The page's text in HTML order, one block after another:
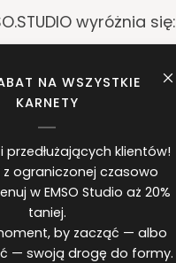
wyróżnia się:
pełną dyskrecję,
i stali
prywatny klub,
do stylu
NA WSZYSTKIE
KARNETY
przedłużających klientów!
z ograniczonej czasowo
w EMSO Studio aż 20%
taniej.
by zacząć — albo
— swoją drogę do formy.